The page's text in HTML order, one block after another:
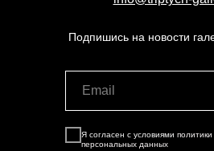
Подпишись на новости
Я согласен с условиями
персональных данных